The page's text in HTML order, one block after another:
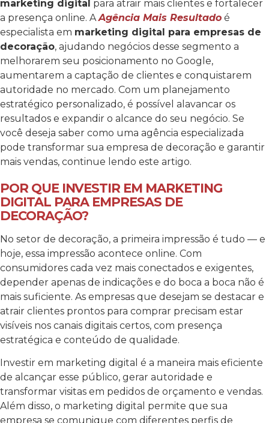
marketing digital para atrair mais clientes e fortalecer
a presença online. AAgência Mais Resultado é
especialista em marketing digital para empresas de
decoração, ajudando negócios desse segmento a
melhorarem seu posicionamento no Google,
aumentarem a captação de clientes e conquistarem
autoridade no mercado. Com um planejamento
estratégico personalizado, é possível alavancar os
resultados e expandir o alcance do seu negócio. Se
você deseja saber como uma agência especializada
pode transformar sua empresa de decoração e garantir
mais vendas, continue lendo este artigo.
POR QUE INVESTIR EM MARKETING
DIGITAL PARA EMPRESAS DE
DECORAÇÃO?
No setor de decoração, a primeira impressão é tudo — e
hoje, essa impressão acontece online. Com
consumidores cada vez mais conectados e exigentes,
depender apenas de indicações e do boca a boca não é
mais suficiente. As empresas que desejam se destacar e
atrair clientes prontos para comprar precisam estar
visíveis nos canais digitais certos, com presença
estratégica e conteúdo de qualidade.
Investir em marketing digital é a maneira mais eficiente
de alcançar esse público, gerar autoridade e
transformar visitas em pedidos de orçamento e vendas.
Além disso, o marketing digital permite que sua
empresa se comunique com diferentes perfis de